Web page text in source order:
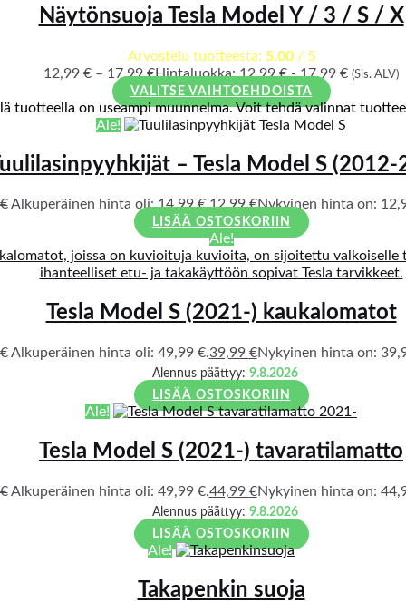
Näytönsuoja Tesla Model Y / 3 / S / X
Arvostelu tuotteesta: 5.00/ 5
12,99 € – 17,99€Hintaluokka: 12,99 € - 17,99 € (Sis. ALV)
VALITSE VAIHTOEHDOISTA
tuotteella on useampi muunnelma. Voit tehdä valinnat
Ale!
– Tesla Model S (2012-
€ Alkuperäinen hinta oli: 14,99 €.12,99€Nykyinen hinta on:
LISÄÄ OSTOSKORIIN
Ale!
Tesla Model S (2021-) kaukalomatot
€ Alkuperäinen hinta oli: 49,99 €.39,99 €Nykyinen hinta on:
Alennus päättyy: 9.8.2026
LISÄÄ OSTOSKORIIN
Ale!
Tesla Model S (2021-) tavaratilamatto
€ Alkuperäinen hinta oli: 49,99 €.44,99 €Nykyinen hinta on:
Alennus päättyy: 9.8.2026
LISÄÄ OSTOSKORIIN
Ale!
Takapenkin suoja